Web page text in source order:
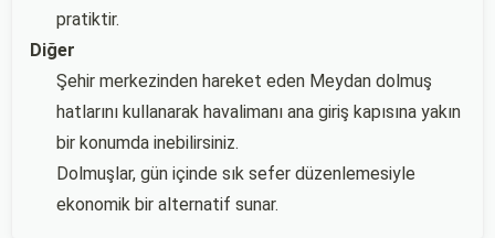
pratiktir.
Diğer
Şehir merkezinden hareket eden Meydan dolmuş
hatlarını kullanarak havalimanı ana giriş kapısına yakın
bir konumda inebilirsiniz.
Dolmuşlar, gün içinde sık sefer düzenlemesiyle
ekonomik bir alternatif sunar.